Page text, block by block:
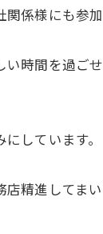
係様にも参
時間を過ごせ
しています。
精進してまい